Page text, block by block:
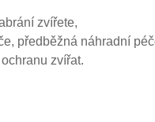
zvířete,
předběžná náhradní
zvířat.